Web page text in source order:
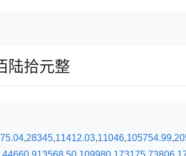
陆拾元整
,28345,11412.03,11046,105754.99,